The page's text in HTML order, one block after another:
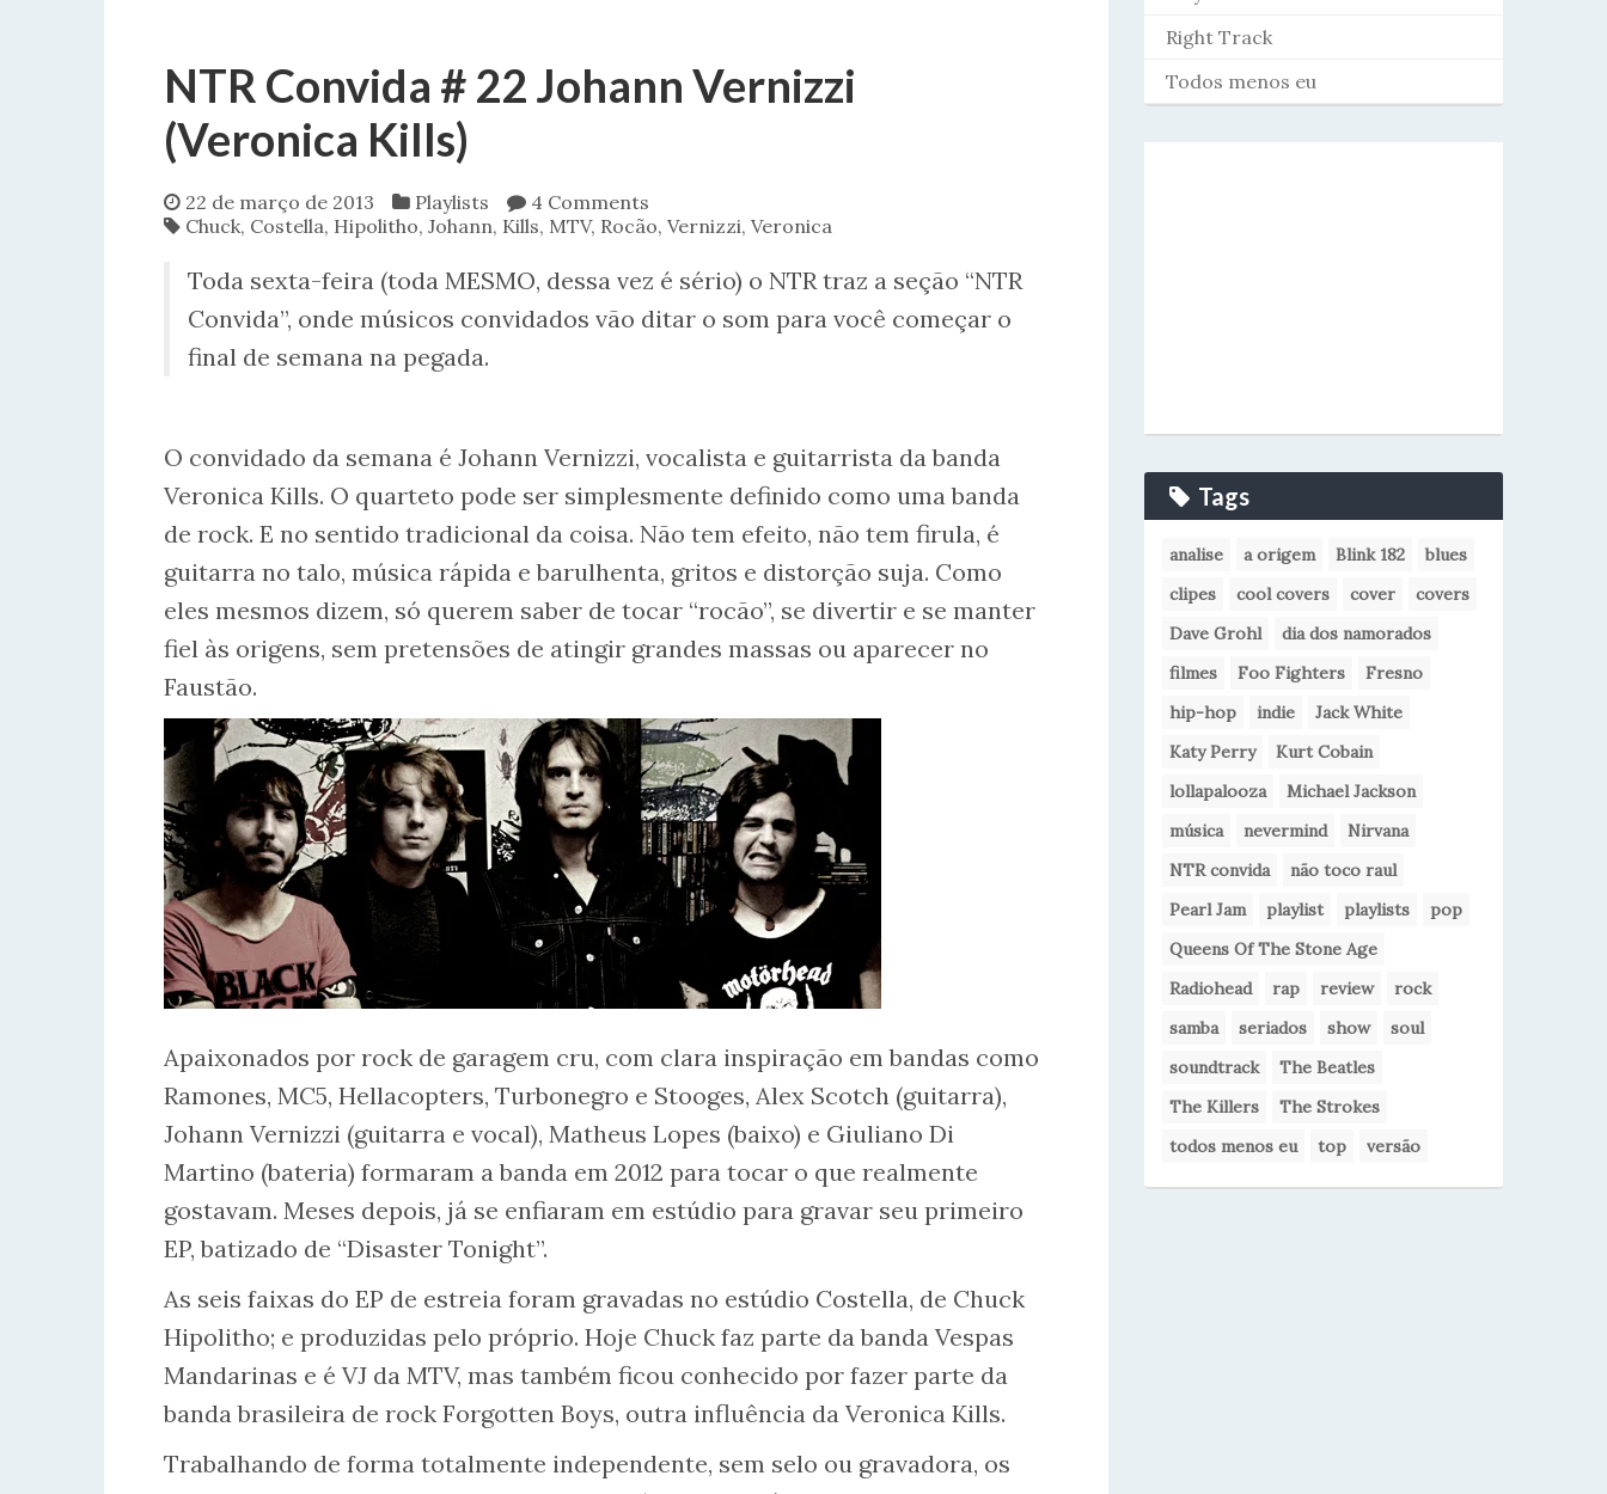
NTR Convida # 22 Johann Vernizzi
(Veronica Kills)
22 de março de 2013 Playlists
4 Comments
Chuck, Costella, Hipolitho, Johann, Kills, MTV, Rocão, Vernizzi, Veronica
Toda sexta-feira (toda MESMO, dessa vez é sério) o NTR traz a seção “NTR
Convida”, onde músicos convidados vão ditar o som para você começar o
final de semana na pegada.
O convidado da semana é Johann Vernizzi, vocalista e guitarrista da banda
Veronica Kills. O quarteto pode ser simplesmente definido como uma banda
de rock. E no sentido tradicional da coisa. Não tem efeito, não tem firula, é
guitarra no talo, música rápida e barulhenta, gritos e distorção suja. Como
eles mesmos dizem, só querem saber de tocar “rocão”, se divertir e se manter
fiel às origens, sem pretensões de atingir grandes massas ou aparecer no
Faustão.
Apaixonados por rock de garagem cru, com clara inspiração em bandas como
Ramones, MC5, Hellacopters, Turbonegro e Stooges, Alex Scotch (guitarra),
Johann Vernizzi (guitarra e vocal), Matheus Lopes (baixo) e Giuliano Di
Martino (bateria) formaram a banda em 2012 para tocar o que realmente
gostavam. Meses depois, já se enfiaram em estúdio para gravar seu primeiro
EP, batizado de “Disaster Tonight”.
As seis faixas do EP de estreia foram gravadas no estúdio Costella, de Chuck
Hipolitho; e produzidas pelo próprio. Hoje Chuck faz parte da banda Vespas
Mandarinas e é VJ da MTV, mas também ficou conhecido por fazer parte da
banda brasileira de rock Forgotten Boys, outra influência da Veronica Kills.
Trabalhando de forma totalmente independente, sem selo ou gravadora, os
Right Track
Todos menos eu
Tags
analise a origem Blink 182
blues
clipes
cool covers cover
covers
Dave Grohl
dia dos namorados
filmes
Foo Fighters
Fresno
hip-hop
indie
Jack White
Katy Perry
Kurt Cobain
lollapalooza
Michael Jackson
música
nevermind
Nirvana
NTR convida
não toco raul
Pearl Jam
playlist playlists
pop
Queens Of The Stone Age
Radiohead
rap review
rock
samba
seriados show
soul
soundtrack
The Beatles
The Killers
The Strokes
todos menos eu
top versão